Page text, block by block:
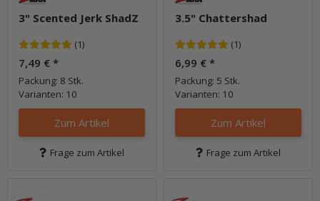
3" Scented Jerk ShadZ
(1)
7,49 € *
Packung: 8 Stk.
Varianten: 10
Zum Artikel
Frage zum Artikel
3.5" Chattershad
(1)
6,99 € *
Packung: 5 Stk.
Varianten: 10
Zum Artikel
Frage zum Artikel